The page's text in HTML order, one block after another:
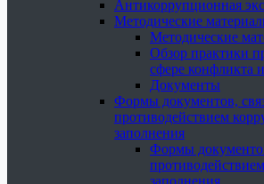
Антикоррупционная
Методические
Методические
Обзор практики
сфере конфликта
Документы
Формы документов,
противодействием
заполнения
Формы
заполнения